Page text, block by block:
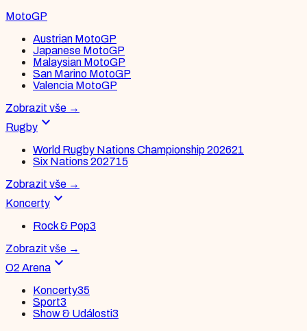
MotoGP
Austrian MotoGP
Japanese MotoGP
Malaysian MotoGP
San Marino MotoGP
Valencia MotoGP
Zobrazit vše →
Rugby expand_more
World Rugby Nations Championship 202621
Six Nations 202715
Zobrazit vše →
Koncerty expand_more
Rock & Pop3
Zobrazit vše →
O2 Arena expand_more
Koncerty35
Sport3
Show & Události3